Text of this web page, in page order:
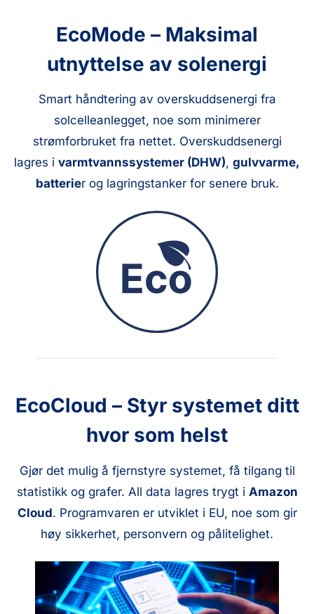
EcoMode – Maksimal
utnyttelse av solenergi
Smart håndtering av overskuddsenergi fra
solcelleanlegget, noe som minimerer
strømforbruket fra nettet. Overskuddsenergi
lagres i varmtvannssystemer (DHW), gulvvarme,
batterier og lagringstanker for senere bruk.
EcoCloud – Styr systemet ditt
hvor som helst
Gjør det mulig å fjernstyre systemet, få tilgang til
statistikk og grafer. All data lagres trygt i Amazon
Cloud. Programvaren er utviklet i EU, noe som gir
høy sikkerhet, personvern og pålitelighet.